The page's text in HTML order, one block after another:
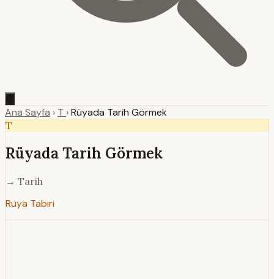
Ana Sayfa › T ›Rüyada Tarih Görmek
T
Rüyada Tarih Görmek
→ Tarih
Rüya Tabiri